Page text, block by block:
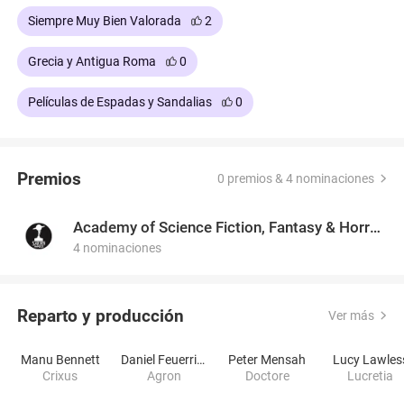
Siempre Muy Bien Valorada 2
Grecia y Antigua Roma 0
Películas de Espadas y Sandalias 0
Premios 0 premios & 4 nominaciones
Academy of Science Fiction, Fantasy & Horror Films, USA
4 nominaciones
Reparto y producción Ver más
Manu Bennett
Crixus
Daniel Feuerriegel
Agron
Peter Mensah
Doctore
Lucy
Lucretia